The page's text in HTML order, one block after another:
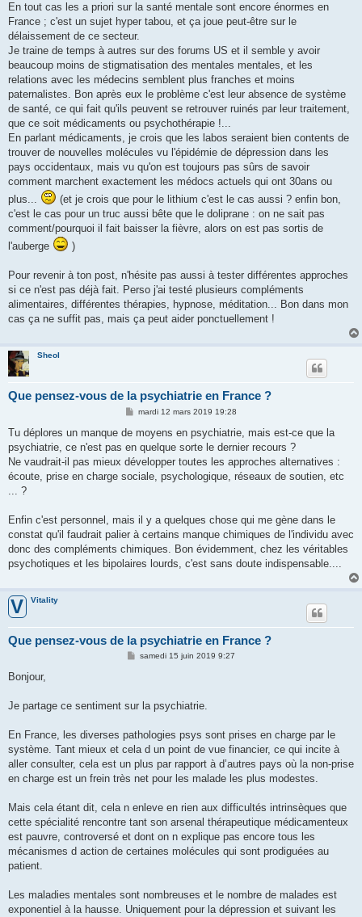
En tout cas les a priori sur la santé mentale sont encore énormes en
France ; c'est un sujet hyper tabou, et ça joue peut-être sur le
délaissement de ce secteur.
Je traine de temps à autres sur des forums US et il semble y avoir
beaucoup moins de stigmatisation des mentales mentales, et les
relations avec les médecins semblent plus franches et moins
paternalistes. Bon après eux le problème c'est leur absence de système
de santé, ce qui fait qu'ils peuvent se retrouver ruinés par leur traitement,
que ce soit médicaments ou psychothérapie !...
En parlant médicaments, je crois que les labos seraient bien contents de
trouver de nouvelles molécules vu l'épidémie de dépression dans les
pays occidentaux, mais vu qu'on est toujours pas sûrs de savoir
comment marchent exactement les médocs actuels qui ont 30ans ou
plus...
(et je crois que pour le lithium c'est le cas aussi ? enfin bon,
c'est le cas pour un truc aussi bête que le doliprane : on ne sait pas
comment/pourquoi il fait baisser la fièvre, alors on est pas sortis de
l'auberge
)
Pour revenir à ton post, n'hésite pas aussi à tester différentes approches
si ce n'est pas déjà fait. Perso j'ai testé plusieurs compléments
alimentaires, différentes thérapies, hypnose, méditation... Bon dans mon
cas ça ne suffit pas, mais ça peut aider ponctuellement !
Sheol
Que pensez-vous de la psychiatrie en France ?
M
s
a
g
mardi 12 mars 2019 19:28
Tu déplores un manque de moyens en psychiatrie, mais est-ce que la
psychiatrie, ce n'est pas en quelque sorte le dernier recours ?
Ne vaudrait-il pas mieux développer toutes les approches alternatives :
écoute, prise en charge sociale, psychologique, réseaux de soutien, etc
... ?
Enfin c'est personnel, mais il y a quelques chose qui me gène dans le
constat qu'il faudrait palier à certains manque chimiques de l'individu avec
donc des compléments chimiques. Bon évidemment, chez les véritables
psychotiques et les bipolaires lourds, c'est sans doute indispensable....
V Vitality
Que pensez-vous de la psychiatrie en France ?
M
g
samedi 15 juin 2019 9:27
Bonjour,
Je partage ce sentiment sur la psychiatrie.
En France, les diverses pathologies psys sont prises en charge par le
système. Tant mieux et cela d un point de vue financier, ce qui incite à
aller consulter, cela est un plus par rapport à d’autres pays où la non-prise
en charge est un frein très net pour les malade les plus modestes.
Mais cela étant dit, cela n enleve en rien aux difficultés intrinsèques que
cette spécialité rencontre tant son arsenal thérapeutique médicamenteux
est pauvre, controversé et dont on n explique pas encore tous les
mécanismes d action de certaines molécules qui sont prodiguées au
patient.
Les maladies mentales sont nombreuses et le nombre de malades est
exponentiel à la hausse. Uniquement pour la dépression et suivant les